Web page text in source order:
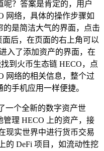
呢？答案是肯定的，用户
网络，具体的操作步骤如
的是简洁大气的界面，点击
后，在页面的右上角可以
入了添加资产的界面，在
到火币生态链 HECO，点
网络的相关信息，整个过
手机应用一样便捷。
一个全新的数字资产世
管理 HECO 上的资产，接
现实世界中进行货币交易
的 DeFi 项目，如流动性挖